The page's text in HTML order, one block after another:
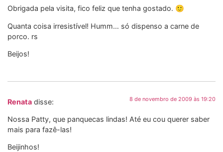
Obrigada pela visita, fico feliz que tenha gostado. 🙂
Quanta coisa irresistível! Humm… só dispenso a carne de
porco. rs
Beijos!
Renata disse: 8 de novembro de 2009 às 19:20
Nossa Patty, que panquecas lindas! Até eu cou querer saber
mais para fazê-las!
Beijinhos!